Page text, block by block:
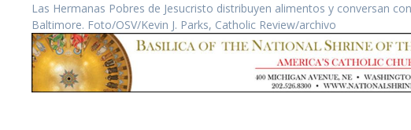
Las Hermanas Pobres de Jesucristo distribuyen alimentos y conversan
Baltimore. Foto/OSV/Kevin J. Parks, Catholic Review/archivo